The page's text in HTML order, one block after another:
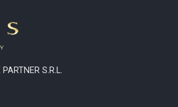
S.R.L.